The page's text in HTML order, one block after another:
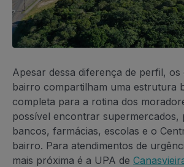
Apesar dessa diferença de perfil, os
bairro compartilham uma estrutura
completa para a rotina dos
possível encontrar supermercados,
bancos, farmácias, escolas e o
bairro. Para atendimentos de
mais próxima é a UPA de